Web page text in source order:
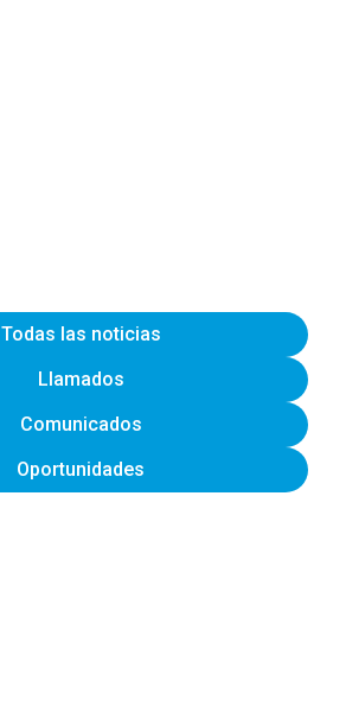
Todas las noticias
Llamados
Comunicados
Oportunidades